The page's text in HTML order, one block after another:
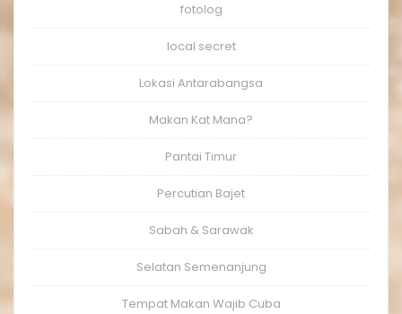
fotolog
local secret
Lokasi Antarabangsa
Makan Kat Mana?
Pantai Timur
Percutian Bajet
Sabah & Sarawak
Selatan Semenanjung
Tempat Makan Wajib Cuba